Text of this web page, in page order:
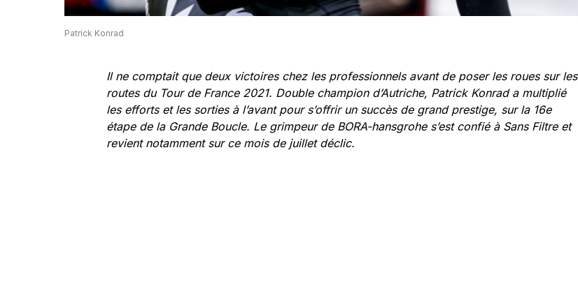
Patrick Konrad
Il ne comptait que deux victoires chez les professionnels avant de poser les roues sur les
routes du Tour de France 2021. Double champion d’Autriche, Patrick Konrad a multiplié
les efforts et les sorties à l’avant pour s’offrir un succès de grand prestige, sur la 16e
étape de la Grande Boucle. Le grimpeur de BORA-hansgrohe s’est confié à Sans Filtre et
revient notamment sur ce mois de juillet déclic.